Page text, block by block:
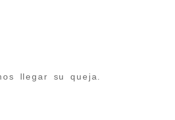
llegar su queja.